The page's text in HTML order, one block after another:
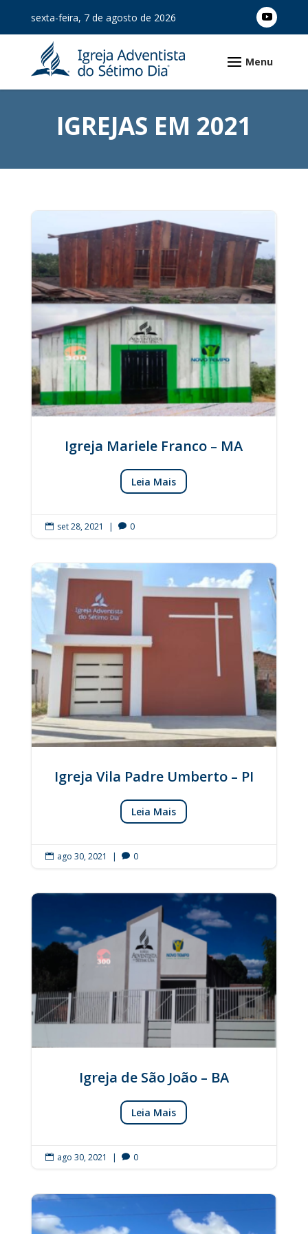
sexta-feira, 7 de agosto de 2026
IGREJAS EM 2021
Igreja Mariele Franco – MA
Leia Mais
 set 28, 2021 |  0
Igreja Vila Padre Umberto – PI
Leia Mais
 ago 30, 2021 |  0
Igreja de São João – BA
Leia Mais
 ago 30, 2021 |  0